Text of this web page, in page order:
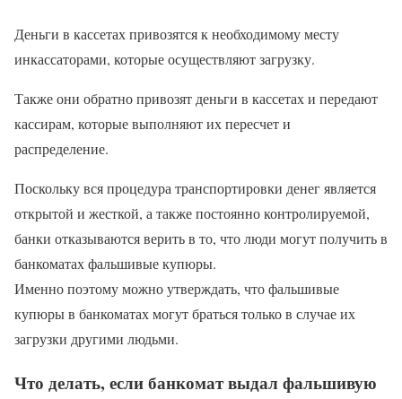
Деньги в кассетах привозятся к необходимому месту
инкассаторами, которые осуществляют загрузку.
Также они обратно привозят деньги в кассетах и передают
кассирам, которые выполняют их пересчет и
распределение.
Поскольку вся процедура транспортировки денег является
открытой и жесткой, а также постоянно контролируемой,
банки отказываются верить в то, что люди могут получить в
банкоматах фальшивые купюры.
Именно поэтому можно утверждать, что фальшивые
купюры в банкоматах могут браться только в случае их
загрузки другими людьми.
Что делать, если банкомат выдал фальшивую